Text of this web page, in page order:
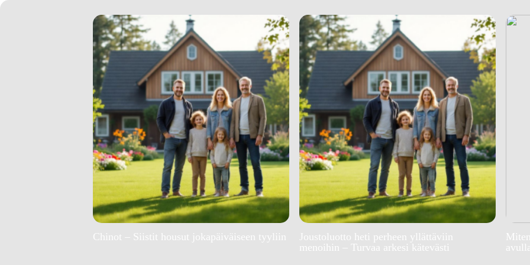
Chinot – Siistit housut jokapäiväiseen tyyliin
Joustoluotto heti perheen yllättäviin
menoihin – Turvaa arkesi kätevästi